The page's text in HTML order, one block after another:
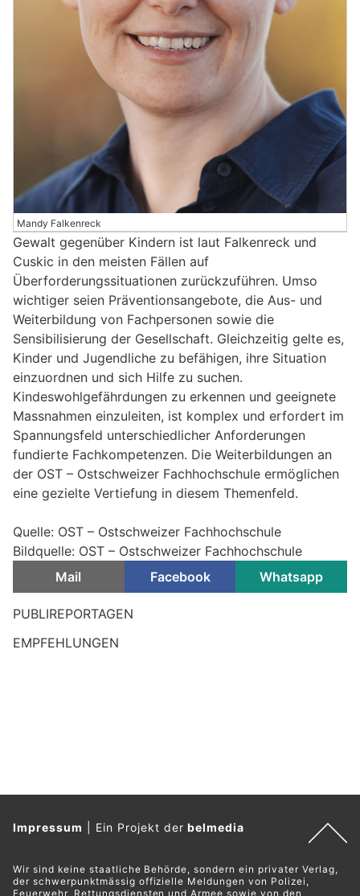
Mandy Falkenreck
Gewalt gegenüber Kindern ist laut Falkenreck und
Cuskic in den meisten Fällen auf
Überforderungssituationen zurückzuführen. Umso
wichtiger seien Präventionsangebote, die Aus- und
Weiterbildung von Fachpersonen sowie die
Sensibilisierung der Gesellschaft. Gleichzeitig gelte es,
Kinder und Jugendliche zu befähigen, ihre Situation
einzuordnen und sich Hilfe zu suchen.
Kindeswohlgefährdungen zu erkennen und geeignete
Massnahmen einzuleiten, ist komplex und erfordert im
Spannungsfeld unterschiedlicher Anforderungen
fundierte Fachkompetenzen. Die Weiterbildungen an
der OST – Ostschweizer Fachhochschule ermöglichen
eine gezielte Vertiefung in diesem Themenfeld.
Quelle: OST – Ostschweizer Fachhochschule
Bildquelle: OST – Ostschweizer Fachhochschule
Mail
Facebook Whatsapp
PUBLIREPORTAGEN
EMPFEHLUNGEN
Impressum Ein Projekt derbelmedia
Wir sind keine staatliche Behörde, sondern ein privater Verlag,
der schwerpunktmässig offizielle Meldungen von Polizei,
Feuerwehr, Rettungsdiensten und Armee sowie von den